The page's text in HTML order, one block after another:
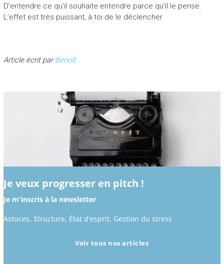
D’entendre ce qu’il souhaite entendre parce qu’il le pense.
L’effet est très puissant, à toi de le déclencher.
Article écrit parBenoît
Je veux progresser en pitch !
Je m'inscris à la newsletter
Astuces, Structure, État d'esprit, Gestion du stress
Voir tous nos articles